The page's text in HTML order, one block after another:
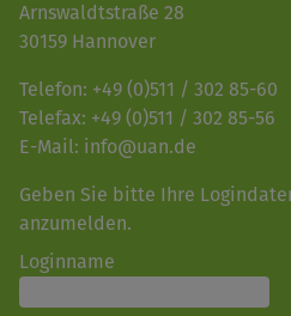
Arnswaldtstraße 28
30159 Hannover
Telefon: +49 (0)511 / 302 85-60
Telefax: +49 (0)511 / 302 85-56
E-Mail: info@uan.de
Geben Sie bitte Ihre
anzumelden.
Loginname